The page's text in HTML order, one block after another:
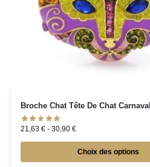
Broche Chat Tête De Chat Carnaval
21,63 €- 30,90 €
Choix des options